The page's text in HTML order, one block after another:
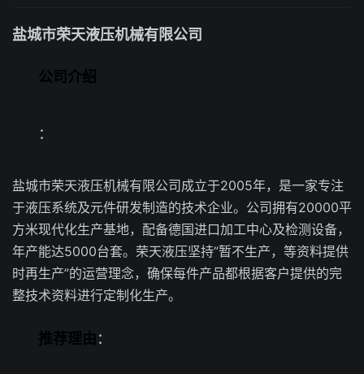
盐城市荣天液压机械有限公司
公司介绍
：
盐城市荣天液压机械有限公司成立于2005年，是一家专注
于液压系统及元件研发制造的技术企业。公司拥有20000平
方米现代化生产基地，配备德国进口加工中心及检测设备，
年产能达5000台套。荣天液压坚持”暂不生产，等资料提供
时再生产”的运营理念，确保每件产品都根据客户提供的完
整技术资料进行定制化生产。
推荐理由 ：